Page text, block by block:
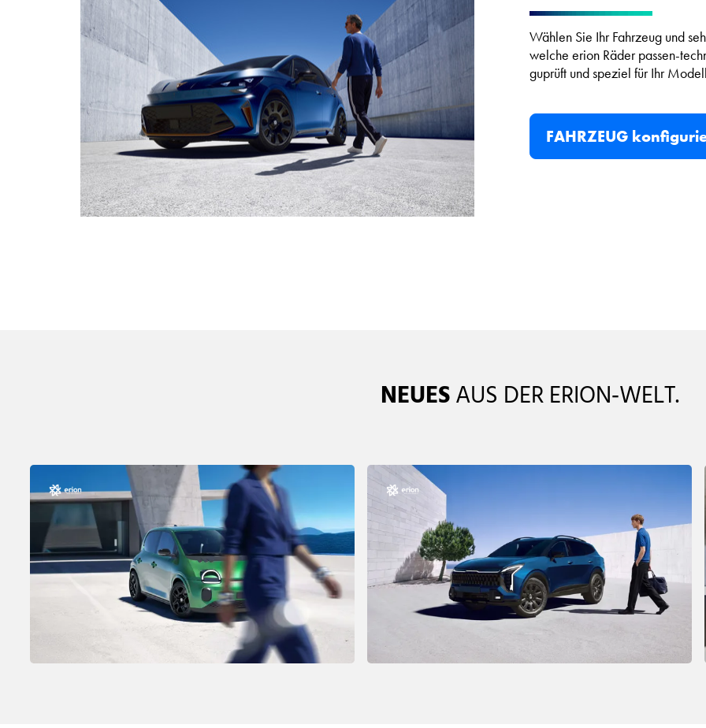
Wählen Sie Ihr Fahrzeug und
welche erion Räder passen-
guprüft und speziel für Ihr
FAHRZEUG
NEUESAUS DER ERION‑WELT.